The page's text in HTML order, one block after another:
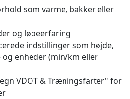
som varme, bakker eller
og løbeerfaring
indstillinger som højde,
enheder (min/km eller
VDOT & Træningsfarter" for